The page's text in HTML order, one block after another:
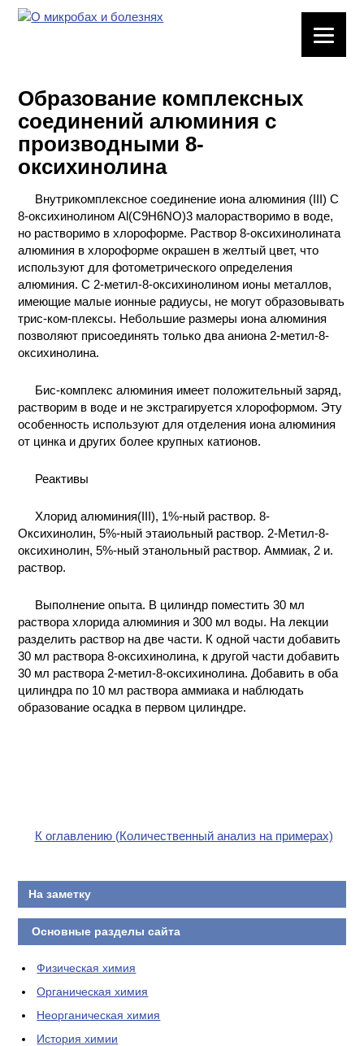
ХИМИЧЕСКАЯ
ПОСУДА
ВРЕДНЫЕ
МЕТОДЫ
ПРАКТИЧЕСКОЙ
ХИМИИ
ПРОИЗВОДСТВЕ
И ХИМИЧЕСКАЯ
ТЕХНОЛОГИЯ
Образование комплексных
соединений алюминия с
производными 8-
оксихинолина
Внутрикомплексное соединение иона алюминия (III) С
8-оксихинолином Al(C9H6NO)3 малорастворимо в воде,
но растворимо в хлороформе. Раствор 8-оксихинолината
алюминия в хлороформе окрашен в желтый цвет, что
используют для фотометрического определения
алюминия. С 2-метил-8-оксихинолином ионы металлов,
имеющие малые ионные радиусы, не могут образовывать
трис-ком-плексы. Небольшие размеры иона алюминия
позволяют присоединять только два аниона 2-метил-8-
оксихинолина.
Бис-комплекс алюминия имеет положительный заряд,
растворим в воде и не экстрагируется хлороформом. Эту
особенность используют для отделения иона алюминия
от цинка и других более крупных катионов.
Реактивы
Хлорид алюминия(III), 1%-ный раствор. 8-
Оксихинолин, 5%-ный этаиольный раствор. 2-Метил-8-
оксихинолин, 5%-ный этанольный раствор. Аммиак, 2 и.
раствор.
Выполнение опыта. В цилиндр поместить 30 мл
раствора хлорида алюминия и 300 мл воды. На лекции
разделить раствор на две части. К одной части добавить
30 мл раствора 8-оксихинолина, к другой части добавить
30 мл раствора 2-метил-8-оксихинолина. Добавить в оба
цилиндра по 10 мл раствора аммиака и наблюдать
образование осадка в первом цилиндре.
К оглавлению (Количественный анализ на примерах)
На заметку
Основные разделы сайта
Физическая химия
Органическая химия
Неорганическая химия
История химии